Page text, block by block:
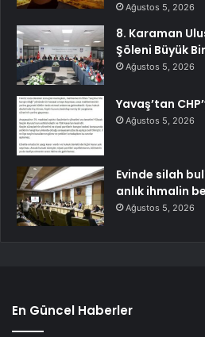
Ağustos 5, 2026
8. Karaman
Şöleni Büyük
Ağustos 5, 2026
Yavaş’tan
Ağustos 5, 2026
Evinde silah
anlık ihmalin
Ağustos 5, 2026
En Güncel Haberler